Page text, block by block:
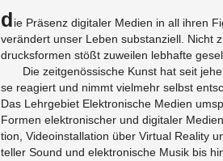
Die Präsenz di­gi­ta­ler Me­di­en in all ihren
verändert unser Leben sub­stan­zi­ell. Nicht
drucks­for­men stößt zu­wei­len leb­haf­te
Die zeit­ge­nössi­sche Kunst hat seit
se re­agiert und nimmt viel­mehr selbst
Das Lehr­ge­biet Elek­tro­ni­sche Me­di­en
For­men elek­tro­ni­scher und di­gi­ta­ler
ti­on, Vi­deo­in­stal­la­ti­on über Vir­tu­al Rea­li­ty
tel­ler Sound und elek­tro­ni­sche Musik bis